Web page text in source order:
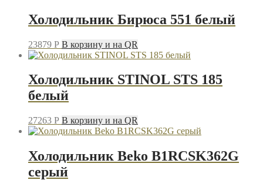
Холодильник Бирюса 551 белый
23879 P В корзину и на QR
Холодильник STINOL STS 185
белый
27263 P В корзину и на QR
Холодильник Beko B1RCSK362G
серый